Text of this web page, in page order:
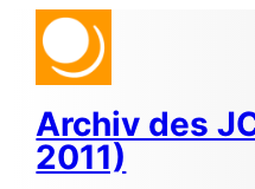
Zum
Inhalt
springen
Archiv des
2011)